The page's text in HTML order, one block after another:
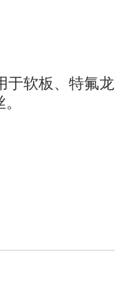
于软板、特氟⻰